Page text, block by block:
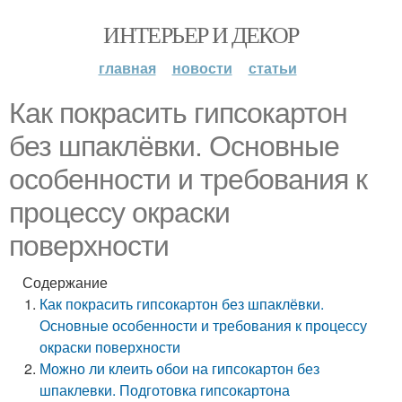
ИНТЕРЬЕР И ДЕКОР
главная новости статьи
Как покрасить гипсокартон
без шпаклёвки. Основные
особенности и требования к
процессу окраски
поверхности
Содержание
Как покрасить гипсокартон без шпаклёвки.
Основные особенности и требования к процессу
окраски поверхности
Можно ли клеить обои на гипсокартон без
шпаклевки. Подготовка гипсокартона